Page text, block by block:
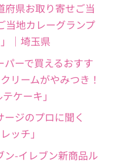
府県お取り寄せご当
当地カレーグランプ
｜埼玉県
パーで買えるおすす
リームがやみつき！
ケーキ」
ジのプロに聞く
ッチ」
ン-イレブン新商品ル